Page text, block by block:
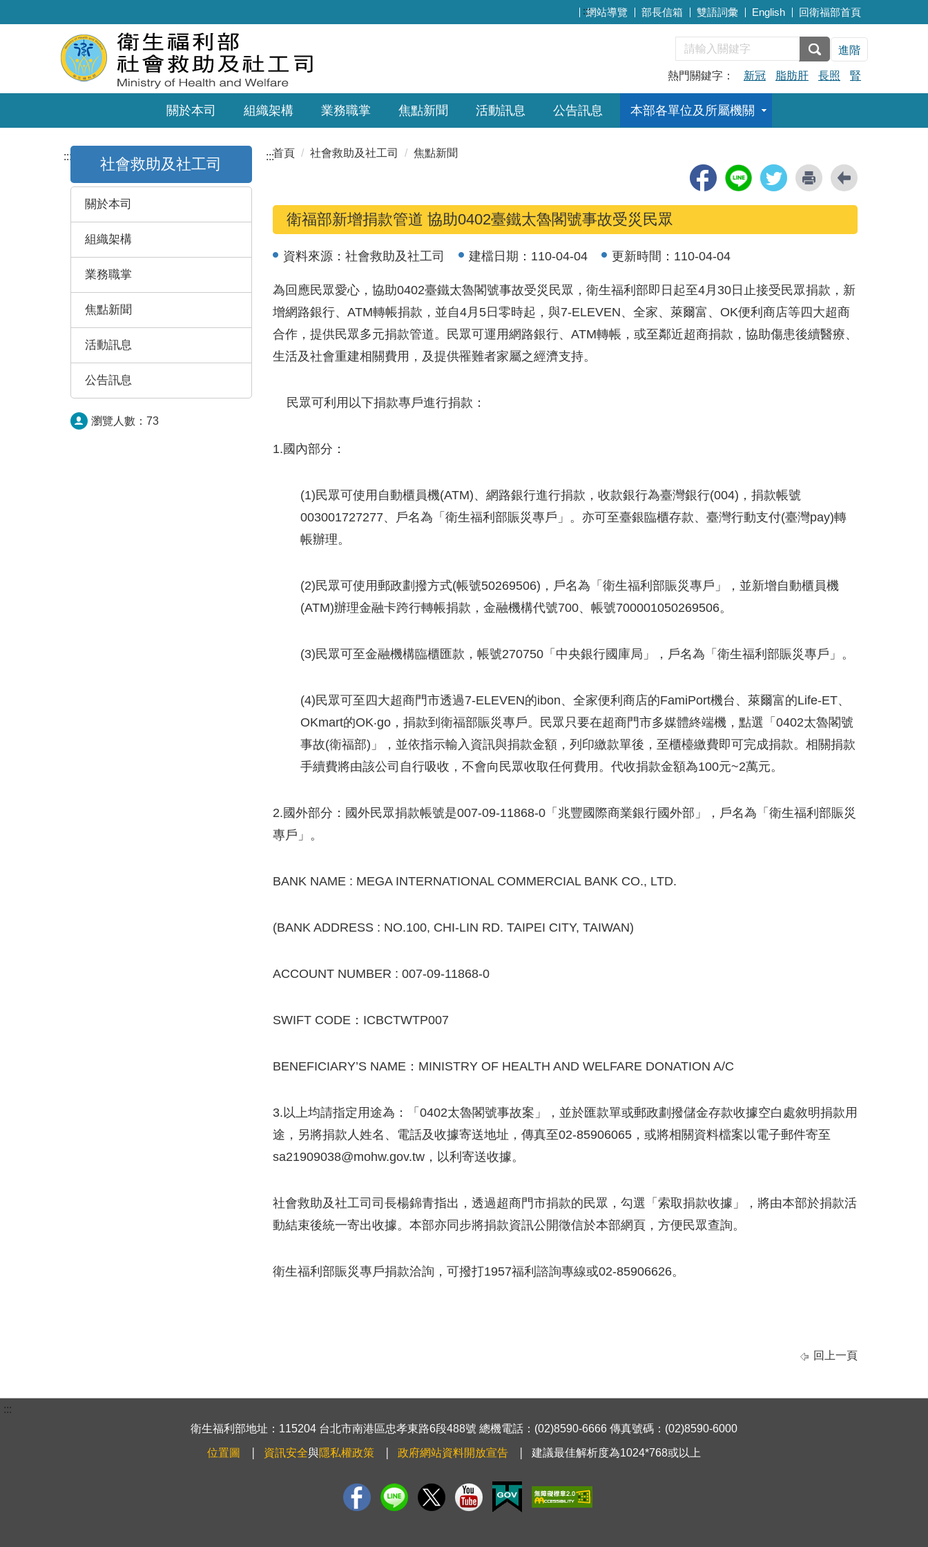
:::網站導覽 部長信箱 雙語詞彙 English 回衛福部首頁
進階
熱門關鍵字： 新冠 脂肪肝 長照 腎
關於本司 組織架構 業務職掌 焦點新聞 活動訊息 公告訊息 本部各單位及所屬機關
::: 社會救助及社工司
關於本司
組織架構
業務職掌
焦點新聞
活動訊息
公告訊息
瀏覽人數： 73
:::首頁 社會救助及社工司 焦點新聞
衛福部新增捐款管道 協助0402臺鐵太魯閣號事故受災民眾
資料來源： 社會救助及社工司 建檔日期： 110-04-04 更新時間： 110-04-04
為回應民眾愛心，協助0402臺鐵太魯閣號事故受災民眾，衛生福利部即日起至4月30日止接受民眾捐款，新
增網路銀行、ATM轉帳捐款，並自4月5日零時起，與7-ELEVEN、全家、萊爾富、OK便利商店等四大超商
合作，提供民眾多元捐款管道。民眾可運用網路銀行、ATM轉帳，或至鄰近超商捐款，協助傷患後續醫療、
生活及社會重建相關費用，及提供罹難者家屬之經濟支持。
民眾可利用以下捐款專戶進行捐款：
1.國內部分：
(1)民眾可使用自動櫃員機(ATM)、網路銀行進行捐款，收款銀行為臺灣銀行(004)，捐款帳號
003001727277、戶名為「衛生福利部賑災專戶」。亦可至臺銀臨櫃存款、臺灣行動支付(臺灣pay)轉
帳辦理。
(2)民眾可使用郵政劃撥方式(帳號50269506)，戶名為「衛生福利部賑災專戶」，並新增自動櫃員機
(ATM)辦理金融卡跨行轉帳捐款，金融機構代號700、帳號700001050269506。
(3)民眾可至金融機構臨櫃匯款，帳號270750「中央銀行國庫局」，戶名為「衛生福利部賑災專戶」。
(4)民眾可至四大超商門市透過7-ELEVEN的ibon、全家便利商店的FamiPort機台、萊爾富的Life-ET、
OKmart的OK‧go，捐款到衛福部賑災專戶。民眾只要在超商門市多媒體終端機，點選「0402太魯閣號
事故(衛福部)」，並依指示輸入資訊與捐款金額，列印繳款單後，至櫃檯繳費即可完成捐款。相關捐款
手續費將由該公司自行吸收，不會向民眾收取任何費用。代收捐款金額為100元~2萬元。
2.國外部分：國外民眾捐款帳號是007-09-11868-0「兆豐國際商業銀行國外部」，戶名為「衛生福利部賑災
專戶」。
BANK NAME : MEGA INTERNATIONAL COMMERCIAL BANK CO., LTD.
(BANK ADDRESS : NO.100, CHI-LIN RD. TAIPEI CITY, TAIWAN)
ACCOUNT NUMBER : 007-09-11868-0
SWIFT CODE：ICBCTWTP007
BENEFICIARY’S NAME：MINISTRY OF HEALTH AND WELFARE DONATION A/C
3.以上均請指定用途為：「0402太魯閣號事故案」，並於匯款單或郵政劃撥儲金存款收據空白處敘明捐款用
途，另將捐款人姓名、電話及收據寄送地址，傳真至02-85906065，或將相關資料檔案以電子郵件寄至
sa21909038@mohw.gov.tw，以利寄送收據。
社會救助及社工司司長楊錦青指出，透過超商門市捐款的民眾，勾選「索取捐款收據」，將由本部於捐款活
動結束後統一寄出收據。本部亦同步將捐款資訊公開徵信於本部網頁，方便民眾查詢。
衛生福利部賑災專戶捐款洽詢，可撥打1957福利諮詢專線或02-85906626。
回上一頁
:::
衛生福利部地址：115204 台北市南港區忠孝東路6段488號 總機電話：(02)8590-6666 傳真號碼：(02)8590-6000
位置圖 資訊安全與隱私權政策 政府網站資料開放宣告 建議最佳解析度為1024*768或以上